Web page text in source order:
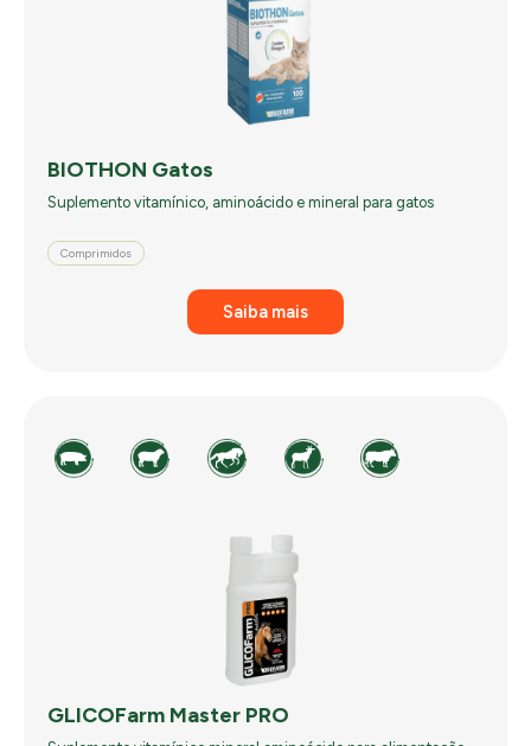
BIOTHON Gatos
Suplemento vitamínico, aminoácido e mineral para gatos
Comprimidos
Saiba mais
GLICOFarm Master PRO